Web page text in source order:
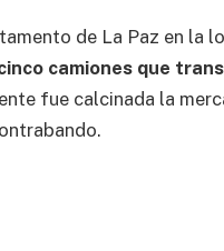
de La Paz en la
camiones que
fue calcinada la